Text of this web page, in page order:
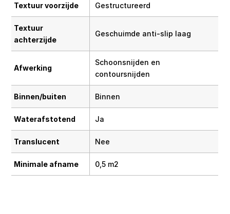
Textuur voorzijde Gestructureerd
Textuur
achterzijde
Geschuimde anti-slip laag
Afwerking
Schoonsnijden en
contoursnijden
Binnen/buiten Binnen
Waterafstotend Ja
Translucent Nee
Minimale afname 0,5 m2